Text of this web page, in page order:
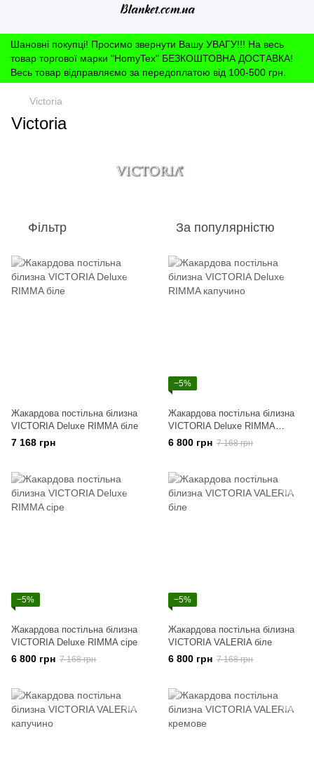
Шановні покупці! Просимо звернути Вашу УВАГУ!!! На весь
товар торгової марки "HomyTex" БЕЗКОШТОВНА ДОСТАВКА!
Весь товар відправляємо за передоплатою від 100-500 грн.
Victoria
Victoria
Фільтр За популярністю
Жакардова постільна білизна
VICTORIA Deluxe RIMMA біле
7 168 грн
−5%
Жакардова постільна білизна
VICTORIA Deluxe RIMMA
капучино
6 800 грн 7 168 грн
−5%
Жакардова постільна білизна
VICTORIA Deluxe RIMMA сіре
6 800 грн 7 168 грн
−5%
Жакардова постільна білизна
VICTORIA VALERIA біле
6 800 грн 7 168 грн